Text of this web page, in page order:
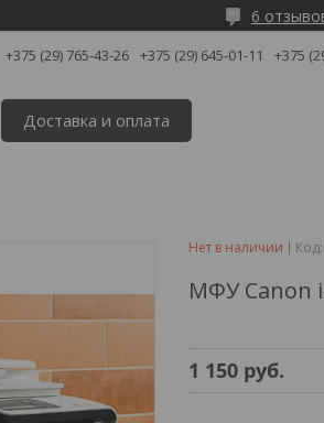
6
+375 (29) 765-43-26 +375 (29) 645-01-11 +375
Доставка и оплата
Нет в наличии Код:
МФУ Canon i-
1 150 руб.